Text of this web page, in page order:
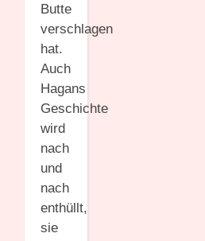
Butte
verschlagen
hat.
Auch
Hagans
Geschichte
wird
nach
und
nach
enthüllt,
sie